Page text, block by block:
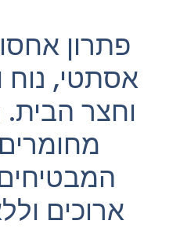
פתרון
אסתטי, נוח
וחצר הבית.
ארוכים